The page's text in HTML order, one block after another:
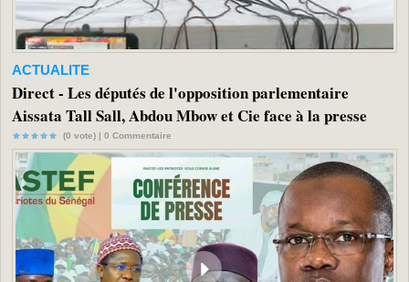
ACTUALITE
Direct - Les députés de l'opposition parlementaire
Aissata Tall Sall, Abdou Mbow et Cie face à la presse
(0 vote) | 0 Commentaire